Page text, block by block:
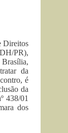
Direitos
PR),
da
é
da
438/01
dos